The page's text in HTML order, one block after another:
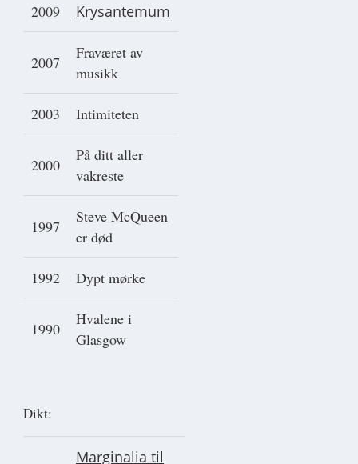
2009 Krysantemum
2007
Fraværet av
musikk
2003 Intimiteten
2000
På ditt aller
vakreste
1997
Steve McQueen
er død
1992 Dypt mørke
1990
Hvalene i
Glasgow
Dikt:
Marginalia til